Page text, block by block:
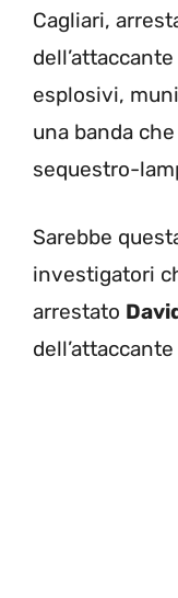
Cagliari,
esplosivi,
una banda
sequestro-
Sarebbe
investigatori
arrestato